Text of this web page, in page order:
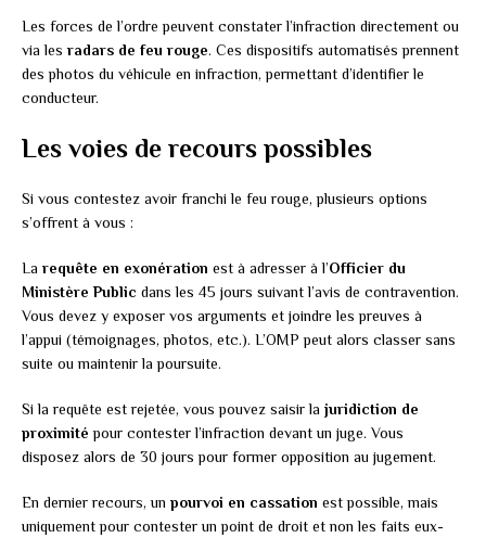
Les forces de l’ordre peuvent constater l’infraction directement ou
via les radars de feu rouge. Ces dispositifs automatisés prennent
des photos du véhicule en infraction, permettant d’identifier le
conducteur.
Les voies de recours possibles
Si vous contestez avoir franchi le feu rouge, plusieurs options
s’offrent à vous :
La requête en exonération est à adresser à l’Officier du
Ministère Public dans les 45 jours suivant l’avis de contravention.
Vous devez y exposer vos arguments et joindre les preuves à
l’appui (témoignages, photos, etc.). L’OMP peut alors classer sans
suite ou maintenir la poursuite.
Si la requête est rejetée, vous pouvez saisir la juridiction de
proximité pour contester l’infraction devant un juge. Vous
disposez alors de 30 jours pour former opposition au jugement.
En dernier recours, un pourvoi en cassation est possible, mais
uniquement pour contester un point de droit et non les faits eux-